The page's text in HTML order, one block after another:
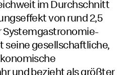
im Durchschnitt
von rund 2,5
Systemgastronomie-
seine gesellschaftliche,
und bezieht als größter